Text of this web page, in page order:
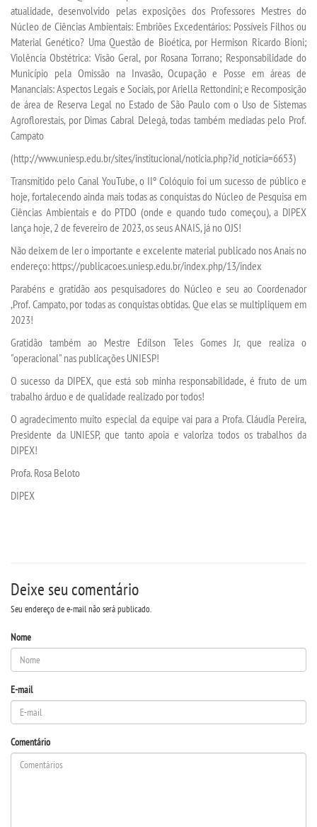
atualidade, desenvolvido pelas exposições dos Professores Mestres do
Núcleo de Ciências Ambientais: Embriões Excedentários: Possíveis Filhos ou
Material Genético? Uma Questão de Bioética, por Hermison Ricardo Bioni;
Violência Obstétrica: Visão Geral, por Rosana Torrano; Responsabilidade do
Município pela Omissão na Invasão, Ocupação e Posse em áreas de
Mananciais: Aspectos Legais e Sociais, por Ariella Rettondini; e Recomposição
de área de Reserva Legal no Estado de São Paulo com o Uso de Sistemas
Agroflorestais, por Dimas Cabral Delegá, todas também mediadas pelo Prof.
Campato
(http://www.uniesp.edu.br/sites/institucional/noticia.php?id_noticia=6653)
Transmitido pelo Canal YouTube, o IIº Colóquio foi um sucesso de público e
hoje, fortalecendo ainda mais todas as conquistas do Núcleo de Pesquisa em
Ciências Ambientais e do PTDO (onde e quando tudo começou), a DIPEX
lança hoje, 2 de fevereiro de 2023, os seus ANAIS, já no OJS!
Não deixem de ler o importante e excelente material publicado nos Anais no
endereço: https://publicacoes.uniesp.edu.br/index.php/13/index
Parabéns e gratidão aos pesquisadores do Núcleo e seu ao Coordenador
,Prof. Campato, por todas as conquistas obtidas. Que elas se multipliquem em
2023!
Gratidão também ao Mestre Edílson Teles Gomes Jr, que realiza o
"operacional" nas publicações UNIESP!
O sucesso da DIPEX, que está sob minha responsabilidade, é fruto de um
trabalho árduo e de qualidade realizado por todos!
O agradecimento muito especial da equipe vai para a Profa. Cláudia Pereira,
Presidente da UNIESP, que tanto apoia e valoriza todos os trabalhos da
DIPEX!
Profa. Rosa Beloto
DIPEX
Deixe seu comentário
Seu endereço de e-mail não será publicado.
Nome
E-mail
Comentário